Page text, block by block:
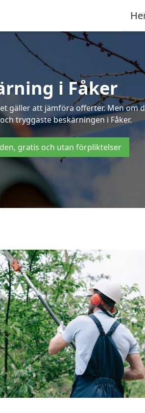
i Fåker
gäller att jämföra offerter. Men
tryggaste beskärningen i Fåker.
gratis och utan förpliktelser